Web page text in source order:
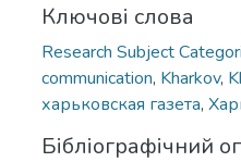
Ключові слова
Research Subject
communication, Kharkov,
харьковская газета,
Бібліографічний